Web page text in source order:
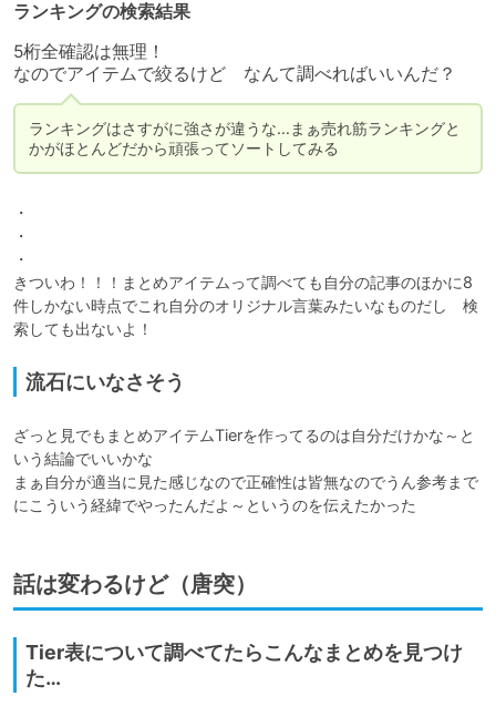
ランキングの検索結果
5桁全確認は無理！
なのでアイテムで絞るけど　なんて調べればいいんだ？
ランキングはさすがに強さが違うな…まぁ売れ筋ランキングと
かがほとんどだから頑張ってソートしてみる
・
・
・
きついわ！！！まとめアイテムって調べても自分の記事のほかに8
件しかない時点でこれ自分のオリジナル言葉みたいなものだし　検
索しても出ないよ！
流石にいなさそう
ざっと見でもまとめアイテムTierを作ってるのは自分だけかな～と
いう結論でいいかな
まぁ自分が適当に見た感じなので正確性は皆無なのでうん参考まで
にこういう経緯でやったんだよ～というのを伝えたかった
話は変わるけど（唐突）
Tier表について調べてたらこんなまとめを見つけ
た…